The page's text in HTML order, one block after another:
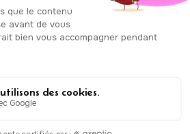
Auxicare
| Copyright © Auxicare